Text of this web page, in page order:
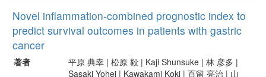
Novel inflammation-combined prognostic index to
predict survival outcomes in patients with gastric
cancer
著者
平原 典幸 | 松原 毅 | Kaji Shunsuke | 林 彦多 |
Sasaki Yohei | Kawakami Koki | 百留 亮治 | 山